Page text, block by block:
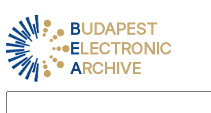
BUDAPEST
ELECTRONIC
ARCHIVE